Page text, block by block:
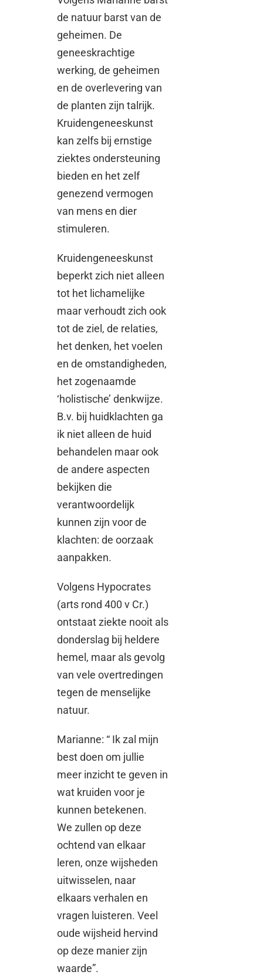
de natuur barst van de
geheimen. De
geneeskrachtige
werking, de geheimen
en de overlevering van
de planten zijn talrijk.
Kruidengeneeskunst
kan zelfs bij ernstige
ziektes ondersteuning
bieden en het zelf
genezend vermogen
van mens en dier
stimuleren.
Kruidengeneeskunst
beperkt zich niet alleen
tot het lichamelijke
maar verhoudt zich ook
tot de ziel, de relaties,
het denken, het voelen
en de omstandigheden,
het zogenaamde
‘holistische’ denkwijze.
B.v. bij huidklachten ga
ik niet alleen de huid
behandelen maar ook
de andere aspecten
bekijken die
verantwoordelijk
kunnen zijn voor de
klachten: de oorzaak
aanpakken.
Volgens Hypocrates
(arts rond 400 v Cr.)
ontstaat ziekte nooit als
donderslag bij heldere
hemel, maar als gevolg
van vele overtredingen
tegen de menselijke
natuur.
Marianne: “ Ik zal mijn
best doen om jullie
meer inzicht te geven in
wat kruiden voor je
kunnen betekenen.
We zullen op deze
ochtend van elkaar
leren, onze wijsheden
uitwisselen, naar
elkaars verhalen en
vragen luisteren. Veel
oude wijsheid hervind
op deze manier zijn
waarde”.